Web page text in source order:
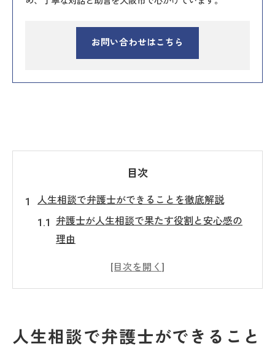
お問い合わせはこちら
目次
人生相談で弁護士ができることを徹底解説
弁護士が人生相談で果たす役割と安心感の
理由
弁護士の人生相談がトラブル解決に強い理
人生の悩みを弁護士に相談するメリットを
人生相談で弁護士ができること